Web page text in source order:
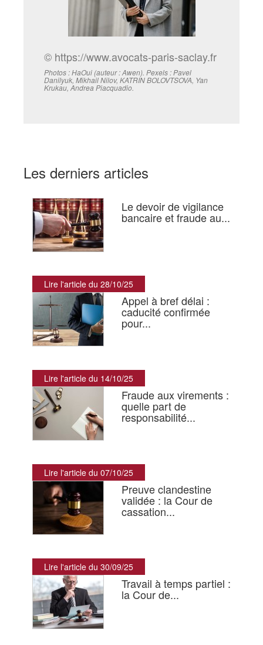
© https://www.avocats-paris-saclay.fr
Photos : HaOui (auteur : Awen). Pexels : Pavel
Danilyuk, Mikhail Nilov, KATRIN BOLOVTSOVA, Yan
Krukau, Andrea Piacquadio.
Les derniers articles
Le devoir de vigilance
bancaire et fraude au...
Lire l'article du 28/10/25
Appel à bref délai :
caducité confirmée
pour...
Lire l'article du 14/10/25
Fraude aux virements :
quelle part de
responsabilité...
Lire l'article du 07/10/25
Preuve clandestine
validée : la Cour de
cassation...
Lire l'article du 30/09/25
Travail à temps partiel :
la Cour de...